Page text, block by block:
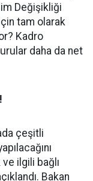
Değişikliği
tam olarak
Kadro
daha da net
çeşitli
ve ilgili bağlı
Bakan